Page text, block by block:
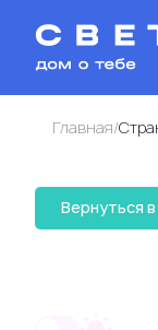
Главная/
Вернуться
1-